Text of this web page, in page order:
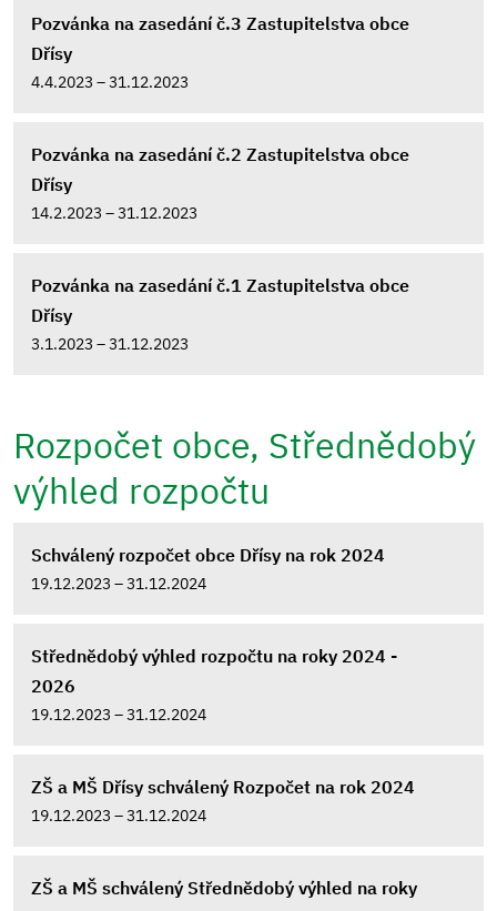
Pozvánka na zasedání č.3 Zastupitelstva obce
Dřísy
4.4.2023 – 31.12.2023
Pozvánka na zasedání č.2 Zastupitelstva obce
Dřísy
14.2.2023 – 31.12.2023
Pozvánka na zasedání č.1 Zastupitelstva obce
Dřísy
3.1.2023 – 31.12.2023
Rozpočet obce, Střednědobý
výhled rozpočtu
Schválený rozpočet obce Dřísy na rok 2024
19.12.2023 – 31.12.2024
Střednědobý výhled rozpočtu na roky 2024 -
2026
19.12.2023 – 31.12.2024
ZŠ a MŠ Dřísy schválený Rozpočet na rok 2024
19.12.2023 – 31.12.2024
ZŠ a MŠ schválený Střednědobý výhled na roky